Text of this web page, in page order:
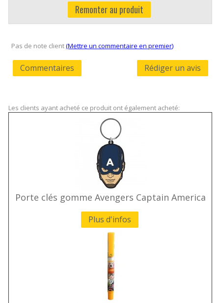
Remonter au produit
Pas de note client(Mettre un commentaire en premier)
Commentaires Rédiger un avis
Les clients ayant acheté ce produit ont également acheté:
Porte clés gomme Avengers Captain America
Plus d'infos